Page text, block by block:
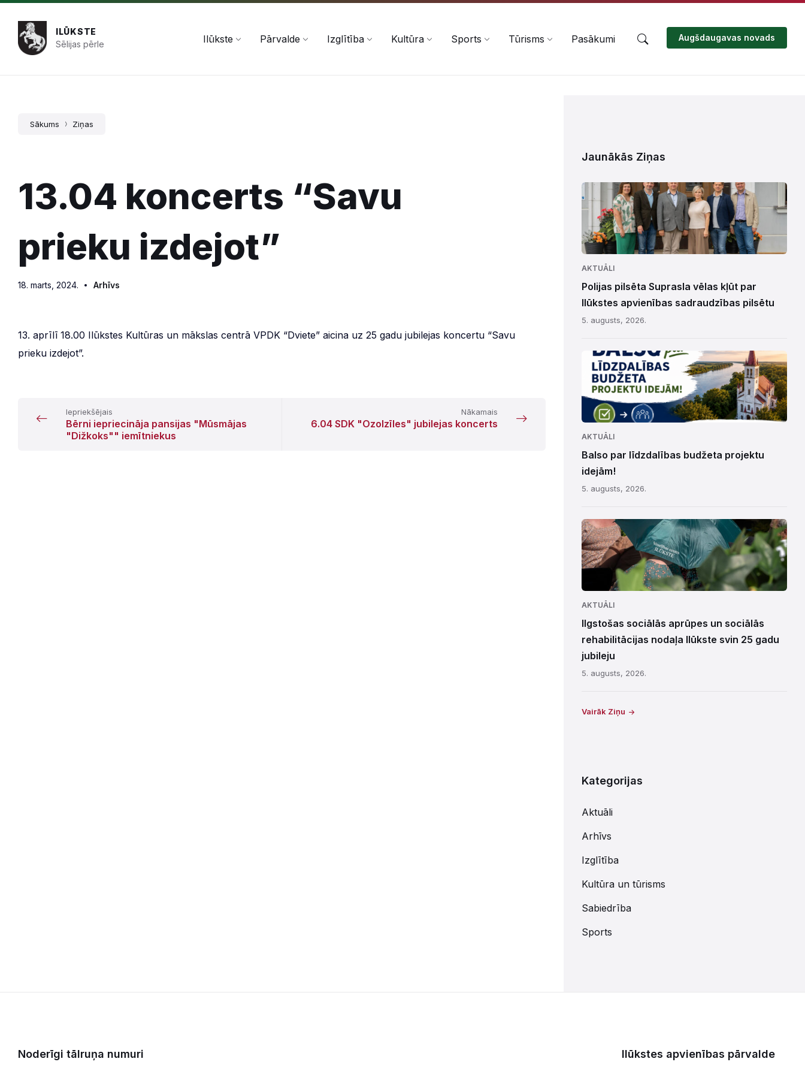
Pāriet
saturu
Skip
navigation
Skip
footer
ILŪKSTE
Sēlijas pērle
Ilūkste Pārvalde Izglītība Kultūra Sports Tūrisms Pasākumi Augšdaugavas novads
Sākums Ziņas
13.04 koncerts “Savu
prieku izdejot”
18. marts, 2024. Arhīvs
13. aprīlī 18.00 Ilūkstes Kultūras un mākslas centrā VPDK “Dviete” aicina uz 25 gadu jubilejas koncertu “Savu
prieku izdejot”.
Iepriekšējais
Bērni iepriecināja pansijas "Mūsmājas
"Dižkoks"" iemītniekus
Nākamais
6.04 SDK "Ozolzīles" jubilejas koncerts
Jaunākās Ziņas
AKTUĀLI
Polijas pilsēta Suprasla vēlas kļūt par
Ilūkstes apvienības sadraudzības pilsētu
5. augusts, 2026.
AKTUĀLI
Balso par līdzdalības budžeta projektu
idejām!
5. augusts, 2026.
AKTUĀLI
Ilgstošas sociālās aprūpes un sociālās
rehabilitācijas nodaļa Ilūkste svin 25 gadu
jubileju
5. augusts, 2026.
Vairāk Ziņu
Kategorijas
Aktuāli
Arhīvs
Izglītība
Kultūra un tūrisms
Sabiedrība
Sports
Noderīgi tālruņa numuri Ilūkstes apvienības pārvalde